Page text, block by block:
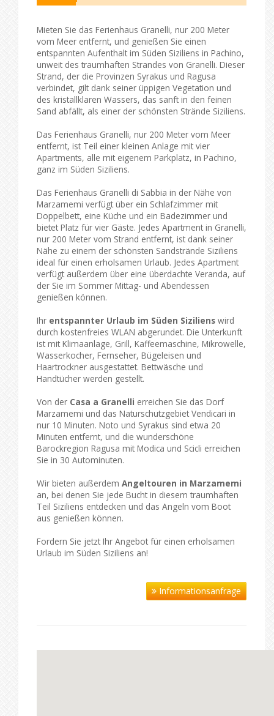
Mieten Sie das Ferienhaus Granelli, nur 200 Meter
vom Meer entfernt, und genießen Sie einen
entspannten Aufenthalt im Süden Siziliens in Pachino,
unweit des traumhaften Strandes von Granelli. Dieser
Strand, der die Provinzen Syrakus und Ragusa
verbindet, gilt dank seiner üppigen Vegetation und
des kristallklaren Wassers, das sanft in den feinen
Sand abfällt, als einer der schönsten Strände Siziliens.
Das Ferienhaus Granelli, nur 200 Meter vom Meer
entfernt, ist Teil einer kleinen Anlage mit vier
Apartments, alle mit eigenem Parkplatz, in Pachino,
ganz im Süden Siziliens.
Das Ferienhaus Granelli di Sabbia in der Nähe von
Marzamemi verfügt über ein Schlafzimmer mit
Doppelbett, eine Küche und ein Badezimmer und
bietet Platz für vier Gäste. Jedes Apartment in Granelli,
nur 200 Meter vom Strand entfernt, ist dank seiner
Nähe zu einem der schönsten Sandstrände Siziliens
ideal für einen erholsamen Urlaub. Jedes Apartment
verfügt außerdem über eine überdachte Veranda, auf
der Sie im Sommer Mittag- und Abendessen
genießen können.
Ihr entspannter Urlaub im Süden Siziliens wird
durch kostenfreies WLAN abgerundet. Die Unterkunft
ist mit Klimaanlage, Grill, Kaffeemaschine, Mikrowelle,
Wasserkocher, Fernseher, Bügeleisen und
Haartrockner ausgestattet. Bettwäsche und
Handtücher werden gestellt.
Von der Casa a Granelli erreichen Sie das Dorf
Marzamemi und das Naturschutzgebiet Vendicari in
nur 10 Minuten. Noto und Syrakus sind etwa 20
Minuten entfernt, und die wunderschöne
Barockregion Ragusa mit Modica und Scicli erreichen
Sie in 30 Autominuten.
Wir bieten außerdem Angeltouren in Marzamemi
an, bei denen Sie jede Bucht in diesem traumhaften
Teil Siziliens entdecken und das Angeln vom Boot
aus genießen können.
Fordern Sie jetzt Ihr Angebot für einen erholsamen
Urlaub im Süden Siziliens an!
Informationsanfrage